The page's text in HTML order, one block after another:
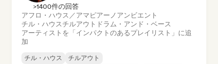
>1400件の回答
アフロ・ハウス／アマピアーノ アンビエント
チル・ハウスチルアウト ドラム・アンド・ベース
アーティストを「インパクトのあるプレイリスト」に追
加
チル・ハウス
チルアウト